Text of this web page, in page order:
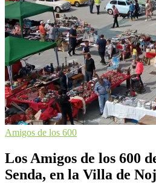
Amigos de los 600
Los Amigos de los 600
Senda, en la Villa de